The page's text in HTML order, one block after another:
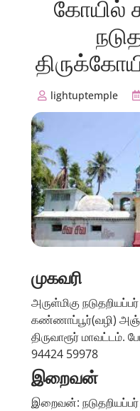
கோயில்
lightuptemple
முகவரி
அருள்மிகு
கண்ணாப்பூர்(வழி)
திருவாரூர் மாவட்டம்.
94424 59978
இறைவன்
இறைவன்: